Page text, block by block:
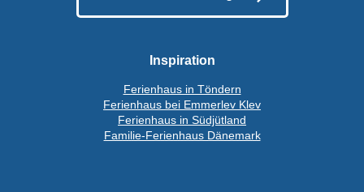
Inspiration
Ferienhaus in Töndern
Ferienhaus bei Emmerlev Klev
Ferienhaus in Südjütland
Familie-Ferienhaus Dänemark